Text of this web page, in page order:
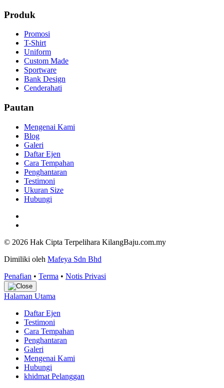
Produk
Promosi
T-Shirt
Uniform
Custom Made
Sportware
Bank Design
Cenderahati
Pautan
Mengenai Kami
Blog
Galeri
Daftar Ejen
Cara Tempahan
Penghantaran
Testimoni
Ukuran Size
Hubungi
© 2026 Hak Cipta Terpelihara KilangBaju.com.my
Dimiliki oleh Mafeya Sdn Bhd
Penafian • Terma • Notis Privasi
Halaman Utama
Daftar Ejen
Testimoni
Cara Tempahan
Penghantaran
Galeri
Mengenai Kami
Hubungi
khidmat Pelanggan